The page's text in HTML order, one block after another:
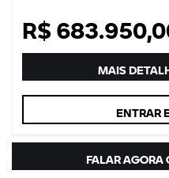
R$
MAIS
ENTRAR
FALAR